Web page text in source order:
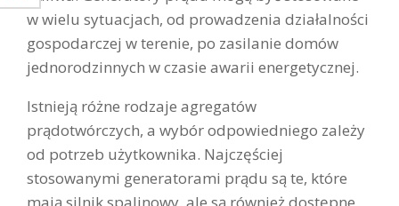
w wielu sytuacjach, od prowadzenia działalności
gospodarczej w terenie, po zasilanie domów
jednorodzinnych w czasie awarii energetycznej.
Istnieją różne rodzaje agregatów
prądotwórczych, a wybór odpowiedniego zależy
od potrzeb użytkownika. Najczęściej
stosowanymi generatorami prądu są te, które